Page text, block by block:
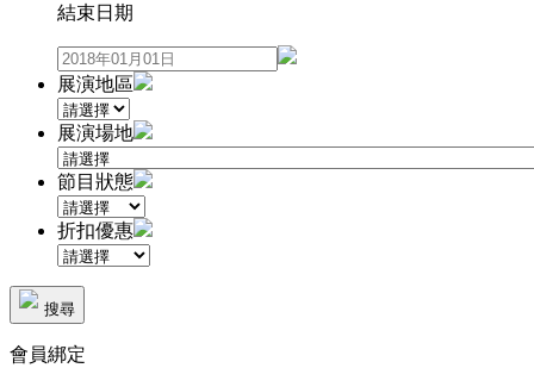
結束日期
展演地區
展演場地
節目狀態
折扣優惠
搜尋
會員綁定